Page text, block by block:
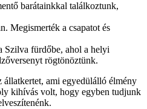
barátainkkal találkoztunk,
Megismerték a csapatot és
Szilva fürdőbe, ahol a helyi
rögtönöztünk.
ami egyedülálló élmény
kihívás volt, hogy egyben tudjunk